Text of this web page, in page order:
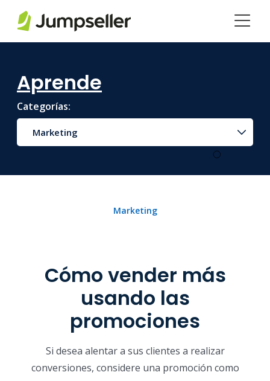
Aprende
Categorías:
Marketing
Marketing
Cómo vender más
usando las
promociones
Si desea alentar a sus clientes a realizar
conversiones, considere una promoción como